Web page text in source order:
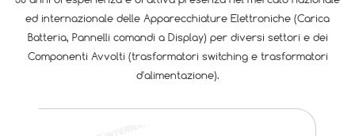
ed internazionale delle Apparecchiature Elettroniche (Carica
Batteria, Pannelli comandi a Display) per diversi settori e dei
Componenti Avvolti (trasformatori switching e trasformatori
d'alimentazione).